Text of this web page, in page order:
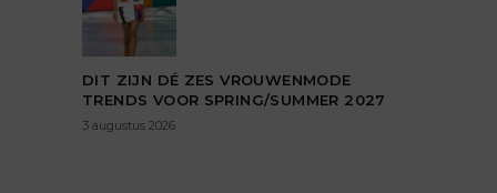
DIT ZIJN DÉ ZES VROUWENMODE
TRENDS VOOR SPRING/SUMMER 2027
3 augustus 2026